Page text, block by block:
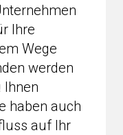
Ihre
Wege
werden
Ihnen
haben auch
auf Ihr